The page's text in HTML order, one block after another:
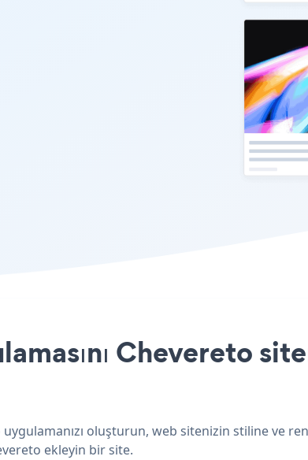
Chevereto
oluşturun, web sitenizin stiline ve
ekleyin bir site.